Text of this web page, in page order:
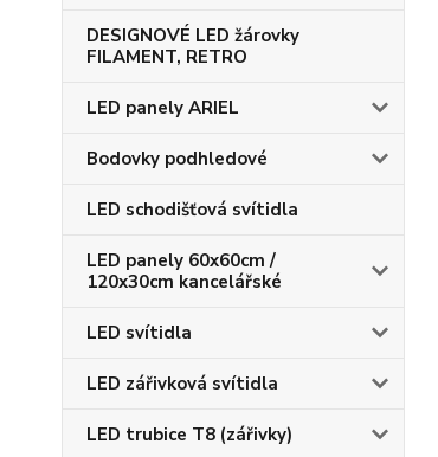
DESIGNOVÉ LED žárovky
FILAMENT, RETRO
LED panely ARIEL
Bodovky podhledové
LED schodišťová svítidla
LED panely 60x60cm /
120x30cm kancelářské
LED svítidla
LED zářivková svítidla
LED trubice T8 (zářivky)